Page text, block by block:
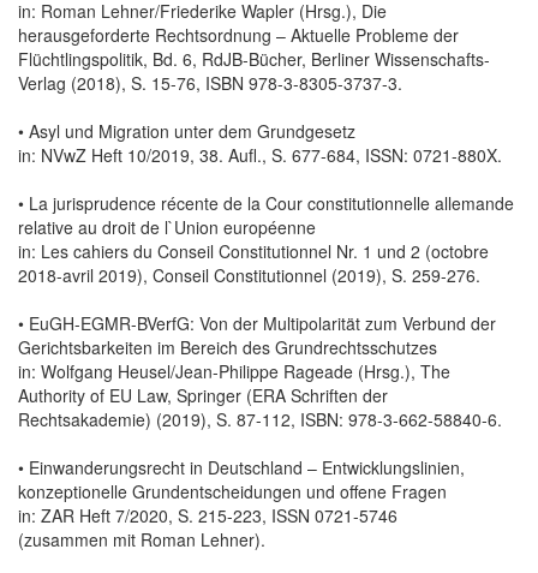
in: Roman Lehner/Friederike Wapler (Hrsg.), Die
herausgeforderte Rechtsordnung – Aktuelle Probleme der
Flüchtlingspolitik, Bd. 6, RdJB-Bücher, Berliner Wissenschafts-
Verlag (2018), S. 15-76, ISBN 978-3-8305-3737-3.
• Asyl und Migration unter dem Grundgesetz
in: NVwZ Heft 10/2019, 38. Aufl., S. 677-684, ISSN: 0721-880X.
• La jurisprudence récente de la Cour constitutionnelle allemande
relative au droit de l`Union européenne
in: Les cahiers du Conseil Constitutionnel Nr. 1 und 2 (octobre
2018-avril 2019), Conseil Constitutionnel (2019), S. 259-276.
• EuGH-EGMR-BVerfG: Von der Multipolarität zum Verbund der
Gerichtsbarkeiten im Bereich des Grundrechtsschutzes
in: Wolfgang Heusel/Jean-Philippe Rageade (Hrsg.), The
Authority of EU Law, Springer (ERA Schriften der
Rechtsakademie) (2019), S. 87-112, ISBN: 978-3-662-58840-6.
• Einwanderungsrecht in Deutschland – Entwicklungslinien,
konzeptionelle Grundentscheidungen und offene Fragen
in: ZAR Heft 7/2020, S. 215-223, ISSN 0721-5746
(zusammen mit Roman Lehner).